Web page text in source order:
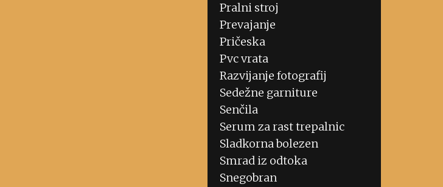
Pralni stroj
Prevajanje
Pričeska
Pvc vrata
Razvijanje fotografij
Sedežne garniture
Senčila
Serum za rast trepalnic
Sladkorna bolezen
Smrad iz odtoka
Snegobran